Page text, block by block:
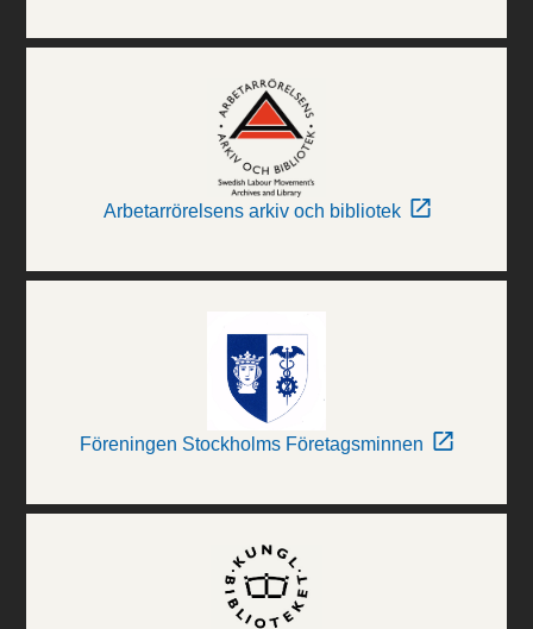
Arbetarrörelsens arkiv och bibliotek
Föreningen Stockholms Företagsminnen